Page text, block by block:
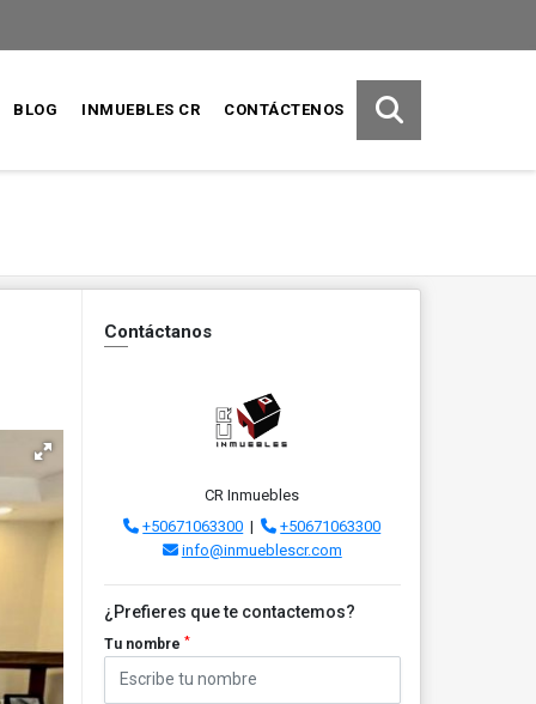
BLOG INMUEBLES CR CONTÁCTENOS
Contáctanos
CR Inmuebles
+50671063300 |
+50671063300
info@inmueblescr.com
¿Prefieres que te contactemos?
Tu nombre *